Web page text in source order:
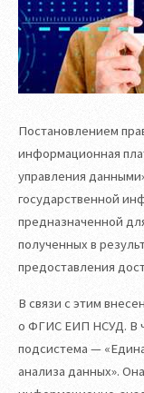
Постановлением
информационная
управления
государственной
предназначенной
полученных в
предоставления
В связи с этим
о ФГИС ЕИП НСУД. В
подсистема —
анализа данных».